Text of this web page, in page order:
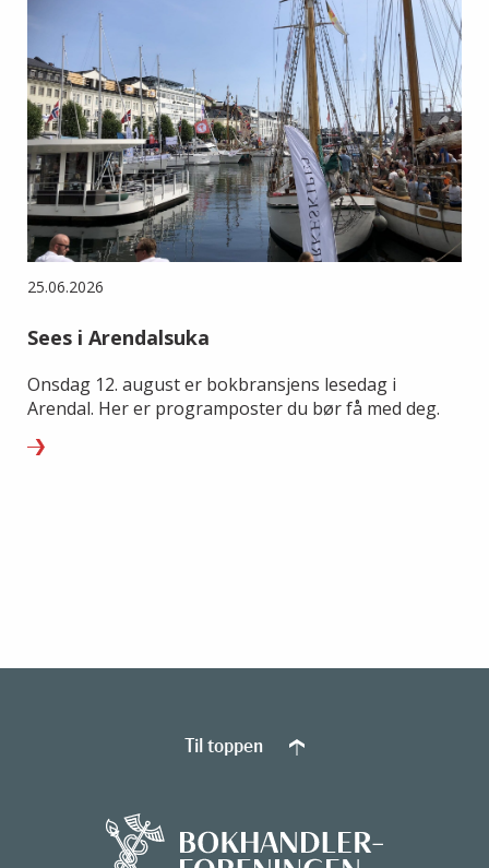
25.06.2026
Sees i Arendalsuka
Onsdag 12. august er bokbransjens lesedag i
Arendal. Her er programposter du bør få med deg.
Til toppen